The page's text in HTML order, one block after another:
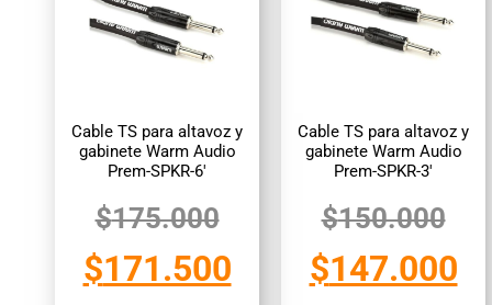
Cable TS para altavoz y
gabinete Warm Audio
Prem-SPKR-6′
$175.000
$171.500
Cable TS para altavoz y
gabinete Warm Audio
Prem-SPKR-3′
$150.000
$147.000